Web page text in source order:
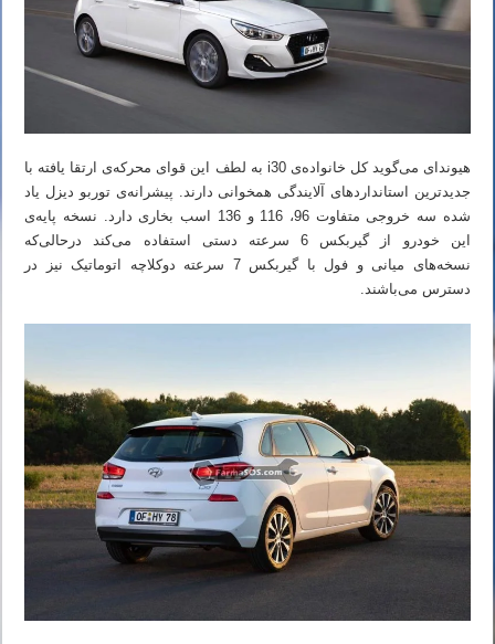
هیوندای می‌گوید کل خانواده‌ی i30 به لطف این قوای محرکه‌ی ارتقا یافته با
جدیدترین استانداردهای آلایندگی همخوانی دارند. پیشرانه‌ی توربو دیزل یاد
شده سه خروجی متفاوت 96، 116 و 136 اسب بخاری دارد. نسخه پایه‌ی
این خودرو از گیربکس 6 سرعته دستی استفاده می‌کند درحالی‌که
نسخه‌های میانی و فول با گیربکس 7 سرعته دوکلاچه اتوماتیک نیز در
دسترس می‌باشند.